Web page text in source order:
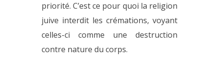
priorité. C’est ce pour quoi la religion
juive interdit les crémations, voyant
celles-ci comme une destruction
contre nature du corps.